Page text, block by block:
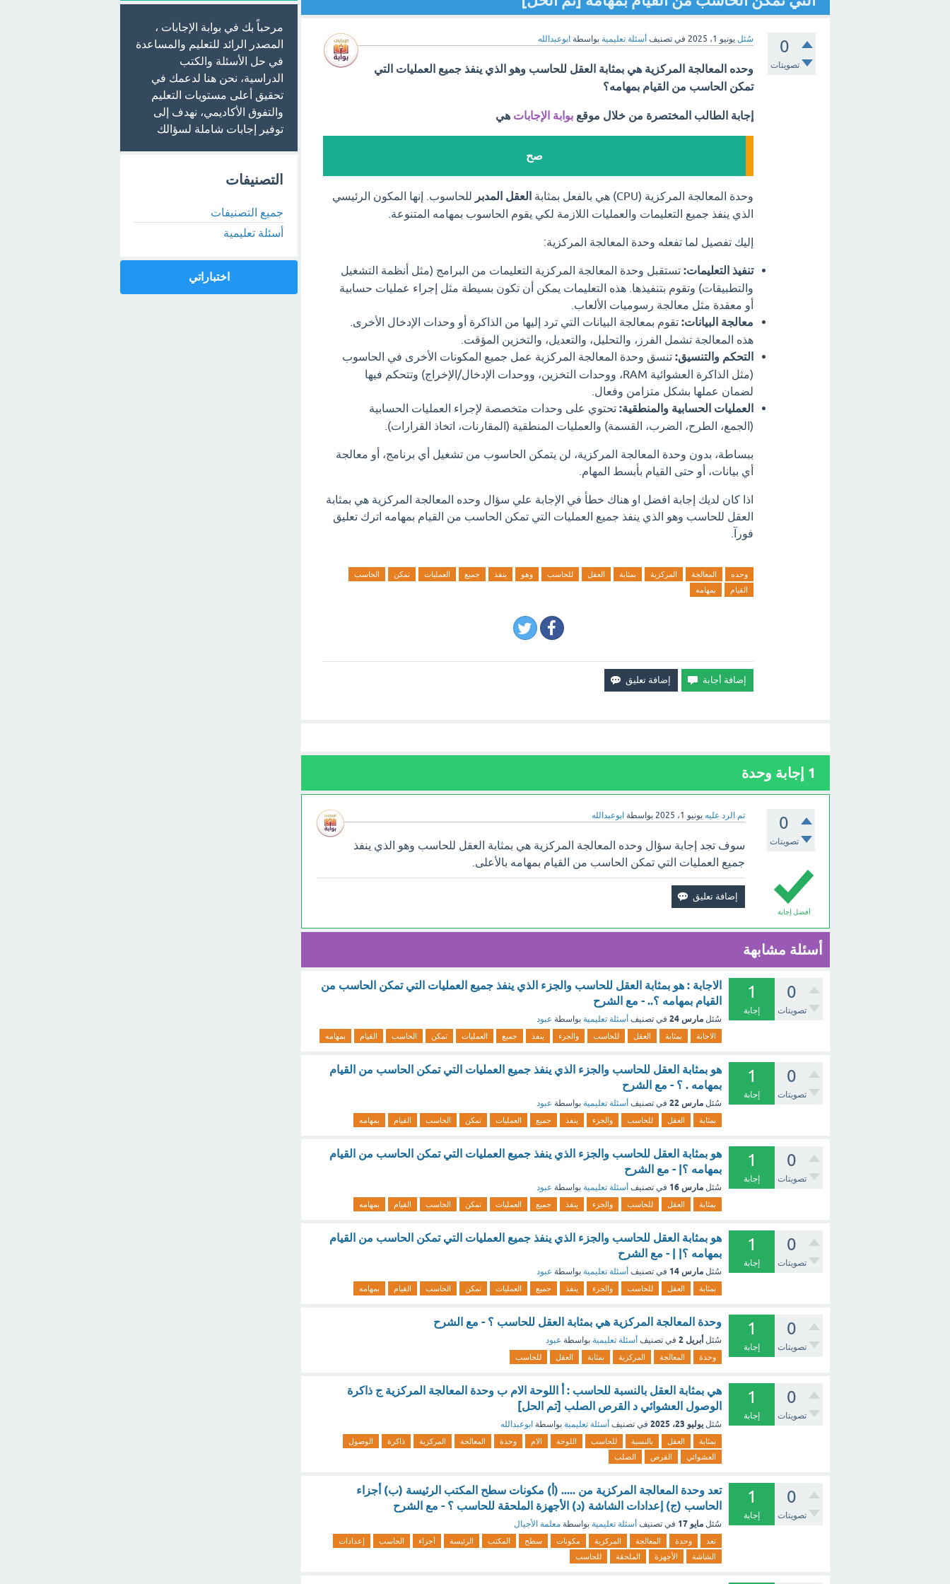
0
تصويتات
سُئل يونيو 1، 2025 في تصنيف أسئلة تعليمية بواسطة ابوعبدالله
وحده المعالجة المركزية هي بمثابة العقل للحاسب وهو الذي ينفذ جميع العمليات التي
تمكن الحاسب من القيام بمهامه؟
إجابة الطالب المختصرة من خلال موقع بوابة الإجابات هي
صح
وحدة المعالجة المركزية (CPU) هي بالفعل بمثابة العقل المدبر للحاسوب. إنها المكون الرئيسي
الذي ينفذ جميع التعليمات والعمليات اللازمة لكي يقوم الحاسوب بمهامه المتنوعة.
إليك تفصيل لما تفعله وحدة المعالجة المركزية:
تنفيذ التعليمات: تستقبل وحدة المعالجة المركزية التعليمات من البرامج (مثل أنظمة التشغيل
والتطبيقات) وتقوم بتنفيذها. هذه التعليمات يمكن أن تكون بسيطة مثل إجراء عمليات حسابية
أو معقدة مثل معالجة رسوميات الألعاب.
معالجة البيانات: تقوم بمعالجة البيانات التي ترد إليها من الذاكرة أو وحدات الإدخال الأخرى.
هذه المعالجة تشمل الفرز، والتحليل، والتعديل، والتخزين المؤقت.
التحكم والتنسيق: تنسق وحدة المعالجة المركزية عمل جميع المكونات الأخرى في الحاسوب
(مثل الذاكرة العشوائية RAM، ووحدات التخزين، ووحدات الإدخال/الإخراج) وتتحكم فيها
لضمان عملها بشكل متزامن وفعال.
العمليات الحسابية والمنطقية: تحتوي على وحدات متخصصة لإجراء العمليات الحسابية
(الجمع، الطرح، الضرب، القسمة) والعمليات المنطقية (المقارنات، اتخاذ القرارات).
ببساطة، بدون وحدة المعالجة المركزية، لن يتمكن الحاسوب من تشغيل أي برنامج، أو معالجة
أي بيانات، أو حتى القيام بأبسط المهام.
اذا كان لديك إجابة افضل او هناك خطأ في الإجابة علي سؤال وحده المعالجة المركزية هي بمثابة
العقل للحاسب وهو الذي ينفذ جميع العمليات التي تمكن الحاسب من القيام بمهامه اترك تعليق
فورآ.
وحده المعالجة المركزية بمثابة العقل للحاسب وهو ينفذ جميع العمليات تمكن
الحاسب
القيام
بمهامه
1 إجابة وحدة
0
تصويتات
تم الرد عليه يونيو 1، 2025 بواسطة ابوعبدالله
أفضل إجابة
سوف تجد إجابة سؤال وحده المعالجة المركزية هي بمثابة العقل للحاسب وهو الذي ينفذ
جميع العمليات التي تمكن الحاسب من القيام بمهامه بالأعلى.
أسئلة مشابهة
0
تصويتات
1
إجابة
الاجابة : هو بمثابة العقل للحاسب والجزء الذي ينفذ جميع العمليات التي تمكن الحاسب من
القيام بمهامه ؟.. - مع الشرح
سُئل مارس 24 في تصنيف أسئلة تعليمية بواسطة عبود
الاجابة بمثابة العقل للحاسب والجزء ينفذ جميع العمليات تمكن الحاسب القيام بمهامه
0
تصويتات
1
إجابة
هو بمثابة العقل للحاسب والجزء الذي ينفذ جميع العمليات التي تمكن الحاسب من القيام
بمهامه . ؟ - مع الشرح
سُئل مارس 22 في تصنيف أسئلة تعليمية بواسطة عبود
بمثابة العقل للحاسب والجزء ينفذ جميع العمليات تمكن الحاسب القيام بمهامه
0
تصويتات
1
إجابة
هو بمثابة العقل للحاسب والجزء الذي ينفذ جميع العمليات التي تمكن الحاسب من القيام
بمهامه ؟| - مع الشرح
سُئل مارس 16 في تصنيف أسئلة تعليمية بواسطة عبود
بمثابة العقل للحاسب والجزء ينفذ جميع العمليات تمكن الحاسب القيام بمهامه
0
تصويتات
1
إجابة
هو بمثابة العقل للحاسب والجزء الذي ينفذ جميع العمليات التي تمكن الحاسب من القيام
بمهامه ؟| | - مع الشرح
سُئل مارس 14 في تصنيف أسئلة تعليمية بواسطة عبود
بمثابة العقل للحاسب والجزء ينفذ جميع العمليات تمكن الحاسب القيام بمهامه
0
تصويتات
1
إجابة
وحدة المعالجة المركزية هي بمثابة العقل للحاسب ؟ - مع الشرح
سُئل أبريل 2 في تصنيف أسئلة تعليمية بواسطة عبود
وحدة المعالجة المركزية بمثابة العقل للحاسب
0
تصويتات
1
إجابة
هي بمثابة العقل بالنسبة للحاسب : أ اللوحة الام ب وحدة المعالجة المركزية ج ذاكرة
الوصول العشوائي د القرص الصلب [تم الحل]
سُئل يوليو 23، 2025 في تصنيف أسئلة تعليمية بواسطة ابوعبدالله
بمثابة العقل بالنسبة للحاسب اللوحة الام وحدة المعالجة المركزية ذاكرة
الوصول
العشوائي
القرص الصلب
0
تصويتات
1
إجابة
تعد وحدة المعالجة المركزية من ..... (أ) مكونات سطح المكتب الرئيسة (ب) أجزاء
الحاسب (ج) إعدادات الشاشة (د) الأجهزة الملحقة للحاسب ؟ - مع الشرح
سُئل مايو 17 في تصنيف أسئلة تعليمية بواسطة معلمة الأجيال
تعد وحدة المعالجة المركزية مكونات سطح المكتب الرئيسة أجزاء الحاسب
إعدادات
الشاشة
الأجهزة الملحقة للحاسب
مرحباً بك في بوابة الإجابات ،
المصدر الرائد للتعليم والمساعدة
في حل الأسئلة والكتب
الدراسية، نحن هنا لدعمك في
تحقيق أعلى مستويات التعليم
والتفوق الأكاديمي، نهدف إلى
توفير إجابات شاملة لسؤالك
التصنيفات
جميع التصنيفات
أسئلة تعليمية
اختباراتي